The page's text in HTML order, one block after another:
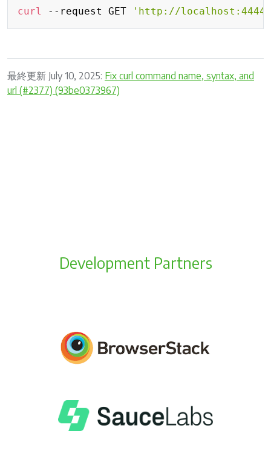
curl --request GET 'http://localhost:4444/
最終更新 July 10, 2025: Fix curl command name, syntax, and
url (#2377) (93be0373967)
Development Partners